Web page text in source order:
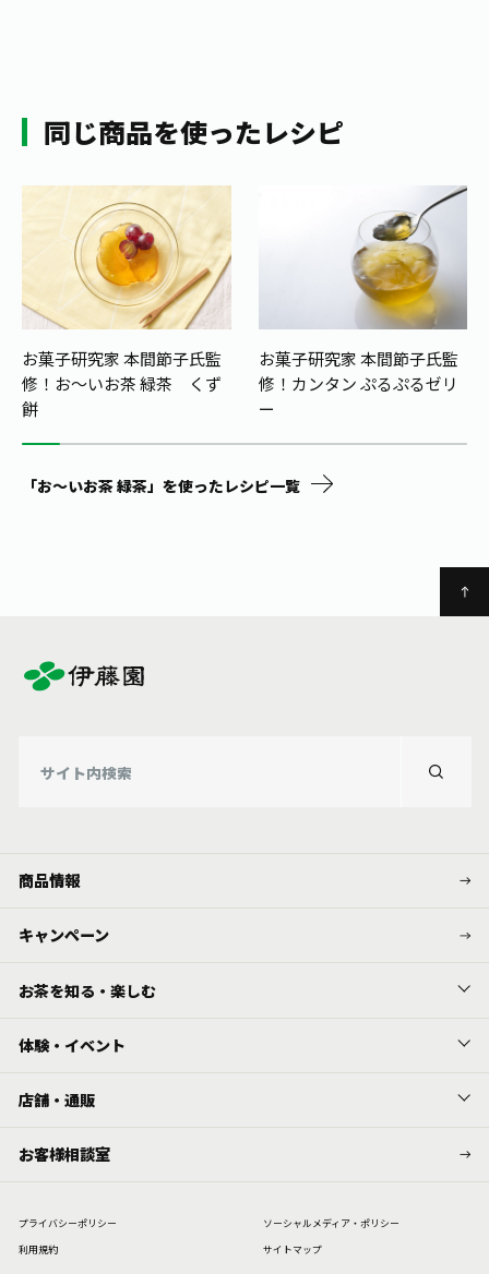
同じ商品を使ったレシピ
お菓子研究家 本間節子氏監
修！ お〜いお茶 緑茶 くず
餅
お菓子研究家 本間節子氏監
修！カンタン ぷるぷるゼリ
ー
「お～いお茶 緑茶」を使ったレシピ一覧
商品情報
キャンペーン
お茶を知る・楽しむ
体験・イベント
店舗・通販
お客様相談室
プライバシーポリシー
ソーシャルメディア・ポリシー
利⽤規約
サイトマップ